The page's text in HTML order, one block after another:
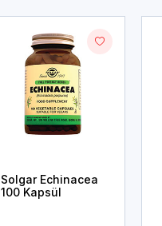
Solgar Echinacea
100 Kapsül